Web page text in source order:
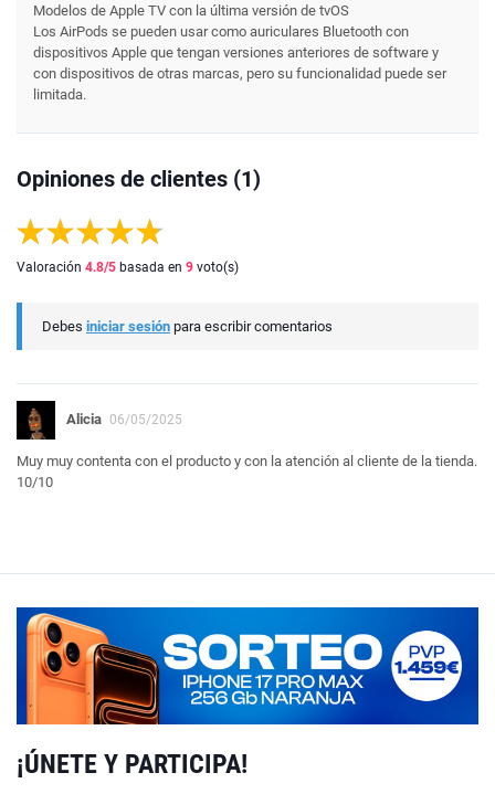
Modelos de Apple TV con la última versión de tvOS
Los AirPods se pueden usar como auriculares Bluetooth con
dispositivos Apple que tengan versiones anteriores de software y
con dispositivos de otras marcas, pero su funcionalidad puede ser
limitada.
Opiniones de clientes (1)
Valoración 4.8/5 basada en 9 voto(s)
Debes iniciar sesión para escribir comentarios
Alicia 06/05/2025
Muy muy contenta con el producto y con la atención al cliente de la tienda.
10/10
¡ÚNETE Y PARTICIPA!